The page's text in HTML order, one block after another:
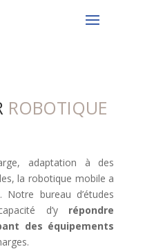
ROBOTIQUE
adaptation à des
la robotique mobile a
Notre bureau d’études
d’y répondre
des équipements